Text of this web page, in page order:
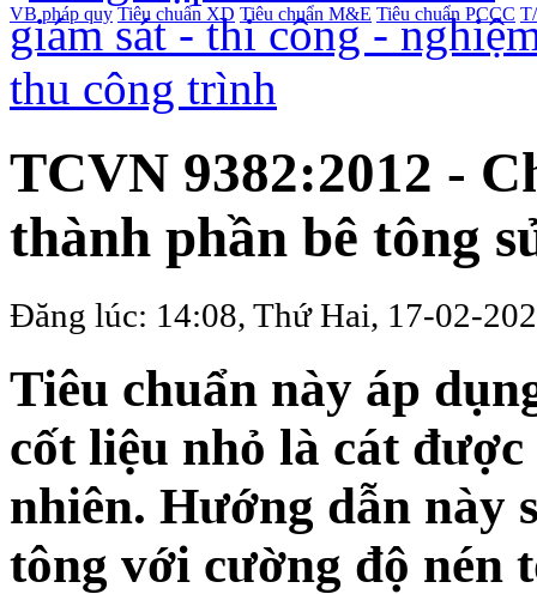
VB pháp quy Tiêu chuẩn XD Tiêu chuẩn M&E Tiêu chuẩn PCCC
TCVN 9382:2012 -
thành phần bê tông
Đăng lúc: 14:08, Thứ Hai, 17-02-
Tiêu chuẩn này áp
cốt liệu nhỏ là cát
nhiên. Hướng dẫn này
tông với cường độ nén